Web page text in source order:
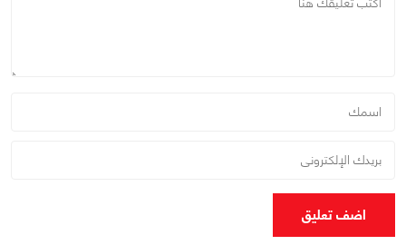
اضف تعليق